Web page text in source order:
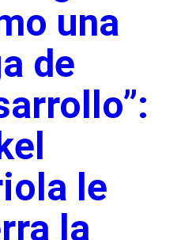
una
de
le
la